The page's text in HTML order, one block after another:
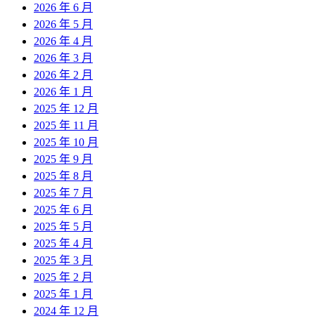
2026 年 6 月
2026 年 5 月
2026 年 4 月
2026 年 3 月
2026 年 2 月
2026 年 1 月
2025 年 12 月
2025 年 11 月
2025 年 10 月
2025 年 9 月
2025 年 8 月
2025 年 7 月
2025 年 6 月
2025 年 5 月
2025 年 4 月
2025 年 3 月
2025 年 2 月
2025 年 1 月
2024 年 12 月